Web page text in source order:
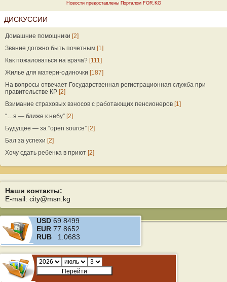
Новости предоставлены Порталом FOR.KG
ДИСКУССИИ
Домашние помощники [2]
Звание должно быть почетным [1]
Как пожаловаться на врача? [111]
Жилье для матери-одиночки [187]
На вопросы отвечает Государственная регистрационная служба при
правительстве КР [2]
Взимание страховых взносов с работающих пенсионеров [1]
“…я — ближе к небу” [2]
Будущее — за “open source” [2]
Бал за успехи [2]
Хочу сдать ребенка в приют [2]
Наши контакты:
E-mail: city@msn.kg
USD 69.8499
EUR 77.8652
RUB 1.0683